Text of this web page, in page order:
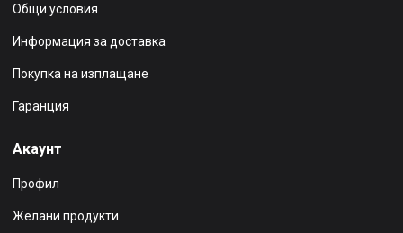
Общи условия
Информация за доставка
Покупка на изплащане
Гаранция
Акаунт
Профил
Желани продукти